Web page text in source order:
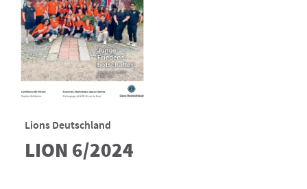
Lions Deutschland
LION 6/2024